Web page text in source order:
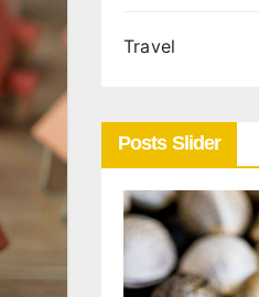
Travel
Posts Slider